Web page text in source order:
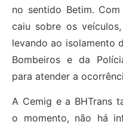
no sentido Betim.
caiu sobre os
levando ao isolamento
Bombeiros e da
para atender a
A Cemig e a BHTrans
o momento, não há